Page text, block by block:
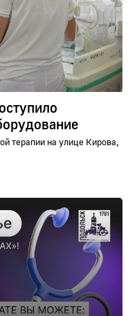
терапии на улице Кирова,